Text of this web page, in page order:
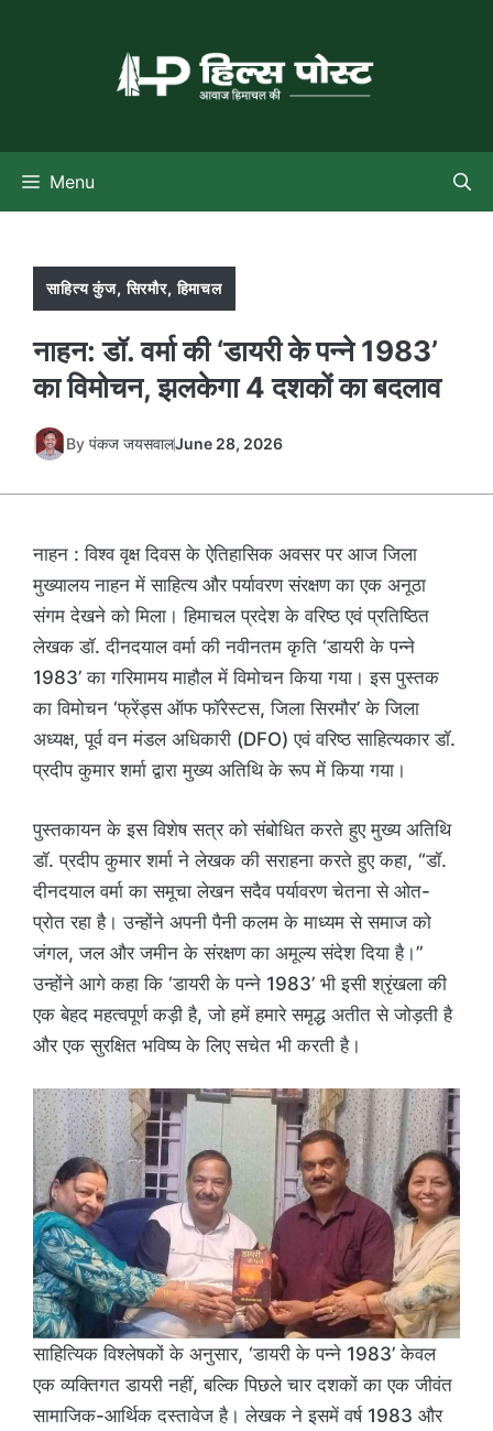
Menu
साहित्य कुंज,सिरमौर,हिमाचल
नाहन: डॉ. वर्मा की ‘डायरी के पन्ने 1983’
का विमोचन, झलकेगा 4 दशकों का बदलाव
By पंकज जयसवालJune 28, 2026
नाहन : विश्व वृक्ष दिवस के ऐतिहासिक अवसर पर आज जिला
मुख्यालय नाहन में साहित्य और पर्यावरण संरक्षण का एक अनूठा
संगम देखने को मिला। हिमाचल प्रदेश के वरिष्ठ एवं प्रतिष्ठित
लेखक डॉ. दीनदयाल वर्मा की नवीनतम कृति ‘डायरी के पन्ने
1983’ का गरिमामय माहौल में विमोचन किया गया। इस पुस्तक
का विमोचन ‘फ्रेंड्स ऑफ फॉरेस्टस, जिला सिरमौर’ के जिला
अध्यक्ष, पूर्व वन मंडल अधिकारी (DFO) एवं वरिष्ठ साहित्यकार डॉ.
प्रदीप कुमार शर्मा द्वारा मुख्य अतिथि के रूप में किया गया।
पुस्तकायन के इस विशेष सत्र को संबोधित करते हुए मुख्य अतिथि
डॉ. प्रदीप कुमार शर्मा ने लेखक की सराहना करते हुए कहा, “डॉ.
दीनदयाल वर्मा का समूचा लेखन सदैव पर्यावरण चेतना से ओत-
प्रोत रहा है। उन्होंने अपनी पैनी कलम के माध्यम से समाज को
जंगल, जल और जमीन के संरक्षण का अमूल्य संदेश दिया है।”
उन्होंने आगे कहा कि ‘डायरी के पन्ने 1983’ भी इसी श्रृंखला की
एक बेहद महत्वपूर्ण कड़ी है, जो हमें हमारे समृद्ध अतीत से जोड़ती है
और एक सुरक्षित भविष्य के लिए सचेत भी करती है।
साहित्यिक विश्लेषकों के अनुसार, ‘डायरी के पन्ने 1983’ केवल
एक व्यक्तिगत डायरी नहीं, बल्कि पिछले चार दशकों का एक जीवंत
सामाजिक-आर्थिक दस्तावेज है। लेखक ने इसमें वर्ष 1983 और